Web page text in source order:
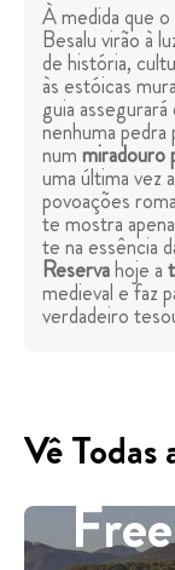
À medida que
Besalu virão à
de história,
às estóicas
guia
nenhuma
nummiradouro
uma última vez
povoações
te mostra
te na essência
Reservahoje a
medieval e faz
verdadeiro
Vê Todas